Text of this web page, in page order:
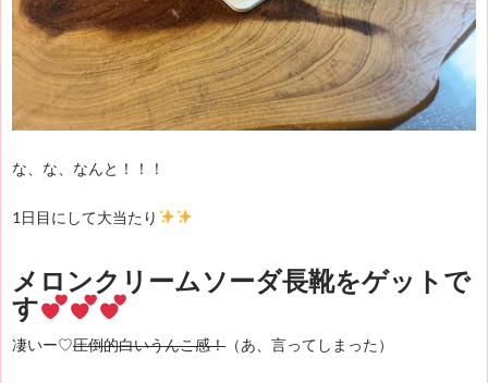
な、な、なんと！！！
1日目にして大当たり
メロンクリームソーダ長靴をゲットで
す
凄いー♡圧倒的白いうんこ感！ （あ、言ってしまった）